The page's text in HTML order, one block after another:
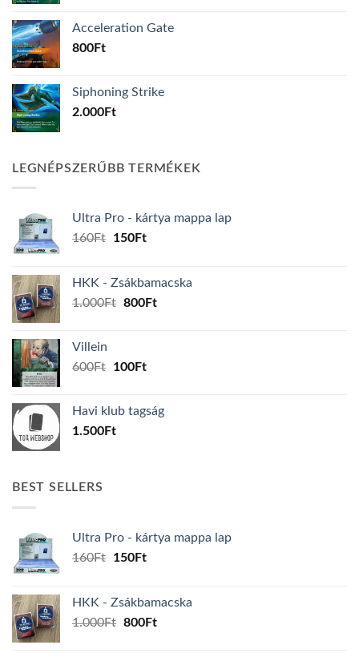
Acceleration Gate
800Ft
Siphoning Strike
2.000Ft
LEGNÉPSZERŰBB TERMÉKEK
Ultra Pro - kártya mappa lap
160Ft
Original
160Ft.
150FtCurrent
150Ft.
HKK - Zsákbamacska
1.000Ft Original
800FtCurrent
Villein
600Ft
Original
600Ft.
100FtCurrent
100Ft.
Havi klub tagság
1.500Ft
BEST SELLERS
Ultra Pro - kártya mappa lap
160Ft
Original
160Ft.
150FtCurrent
150Ft.
HKK - Zsákbamacska
1.000Ft Original
800FtCurrent